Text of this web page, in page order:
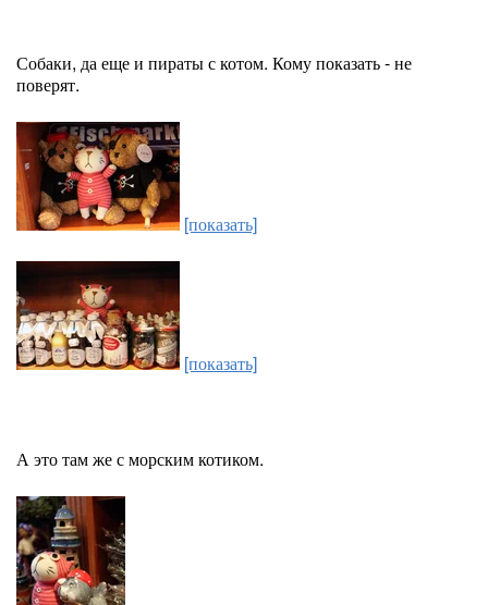
Собаки, да еще и пираты с котом. Кому показать - не
поверят.
[показать]
[показать]
А это там же с морским котиком.